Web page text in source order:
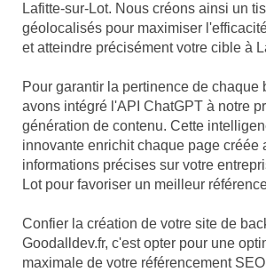
Lafitte-sur-Lot. Nous créons ainsi un
géolocalisés pour maximiser
et atteindre précisément votre cible à
Pour garantir la pertinence de chaque
avons intégré l'API ChatGPT à notre
génération de contenu. Cette
innovante enrichit chaque page créée
informations précises sur votre
Lot pour favoriser un meilleur
Confier la création de votre site de
Goodalldev.fr, c'est opter pour une
maximale de votre référencement